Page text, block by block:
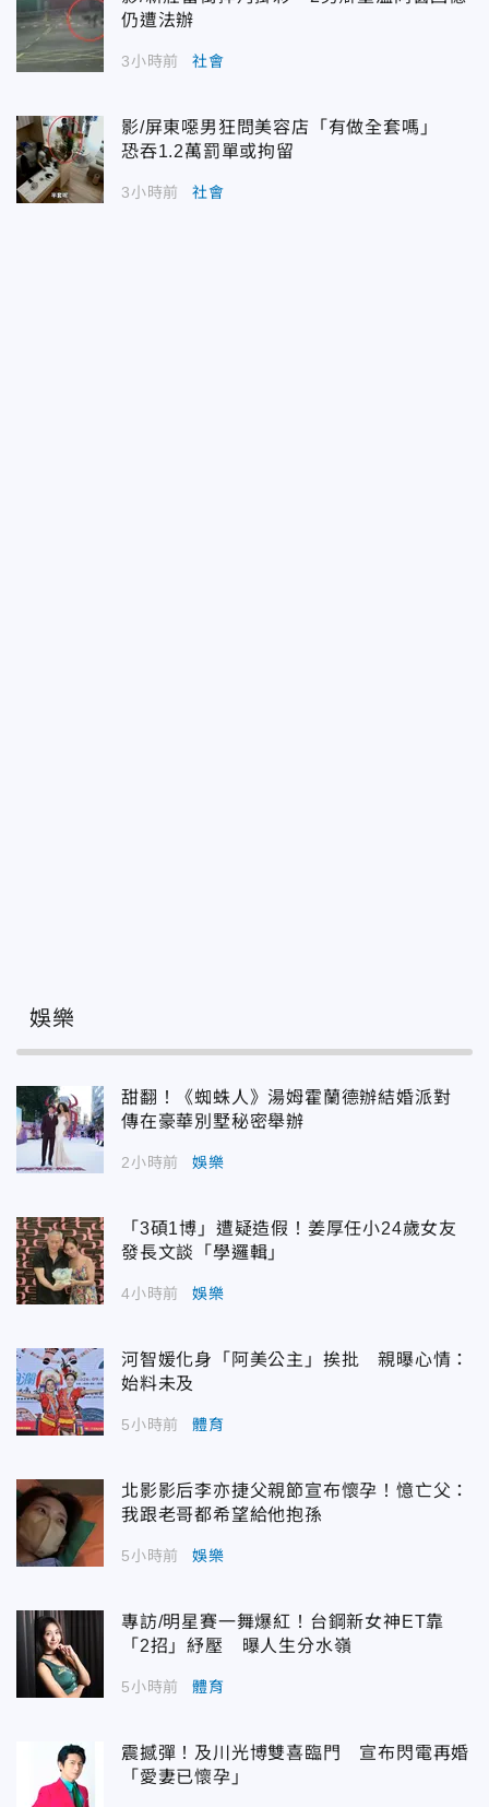
仍遭法辦
3小時前 社會
影/屏東噁男狂問美容店「有做全套嗎」
恐吞1.2萬罰單或拘留
3小時前 社會
娛樂
甜翻！《蜘蛛人》湯姆霍蘭德辦結婚派對
傳在豪華別墅秘密舉辦
2小時前 娛樂
「3碩1博」遭疑造假！姜厚任小24歲女友
發長文談「學邏輯」
4小時前 娛樂
河智媛化身「阿美公主」挨批 親曝心情：
始料未及
5小時前 體育
北影影后李亦捷父親節宣布懷孕！憶亡父：
我跟老哥都希望給他抱孫
5小時前 娛樂
專訪/明星賽一舞爆紅！台鋼新女神ET靠
「2招」紓壓 曝人生分水嶺
5小時前 體育
震撼彈！及川光博雙喜臨門 宣布閃電再婚
「愛妻已懷孕」